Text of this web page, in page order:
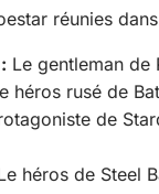
réunies
Le gentleman
héros rusé de
de
héros de Steel